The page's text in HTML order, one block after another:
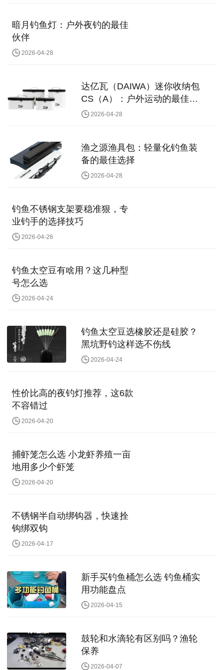
暗月钓鱼灯：户外夜钓的最佳
伙伴
2026-04-28
达亿瓦（DAIWA）迷你收纳包
CS（A）：户外运动的最佳伴
侣2026-04-28
渔之源渔具包：轻量化钓鱼装
备的最佳选择
2026-04-28
钓鱼不锈钢支架要稳准狠，专
业钓手的选择技巧
2026-04-26
钓鱼太空豆有啥用？这几种型
号怎么选
2026-04-24
钓鱼太空豆选橡胶还是硅胶？
黑坑野钓这样选不伤线
2026-04-24
性价比高的夜钓灯推荐，这6款
不容错过
2026-04-20
捕虾笼怎么选 小龙虾养殖一亩
地用多少个虾笼
2026-04-20
不锈钢半自动绑钩器，快速拴
钩绑双钩
2026-04-17
新手买钓鱼桶怎么选 钓鱼桶实
用功能盘点
2026-04-15
鼓轮和水滴轮有区别吗？渔轮
保养
2026-04-07